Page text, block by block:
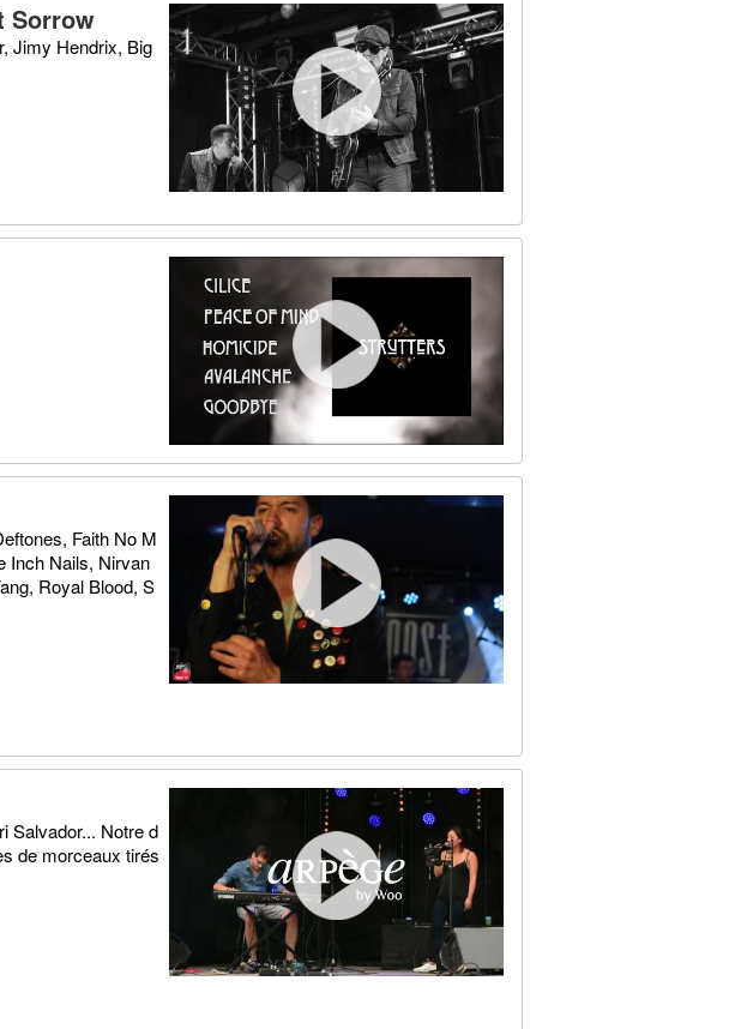
Sorrow
Jimy Hendrix, Big
Faith No M
Inch Nails, Nirvan
Royal Blood, S
Wolfmother
Salvador... Notre d
de morceaux tirés